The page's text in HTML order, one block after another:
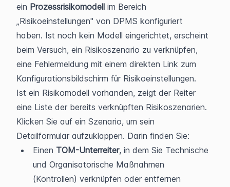
ein Prozessrisikomodell im Bereich
„Risikoeinstellungen" von DPMS konfiguriert
haben. Ist noch kein Modell eingerichtet, erscheint
beim Versuch, ein Risikoszenario zu verknüpfen,
eine Fehlermeldung mit einem direkten Link zum
Konfigurationsbildschirm für Risikoeinstellungen.
Ist ein Risikomodell vorhanden, zeigt der Reiter
eine Liste der bereits verknüpften Risikoszenarien.
Klicken Sie auf ein Szenario, um sein
Detailformular aufzuklappen. Darin finden Sie:
Einen TOM-Unterreiter, in dem Sie Technische
und Organisatorische Maßnahmen
(Kontrollen) verknüpfen oder entfernen